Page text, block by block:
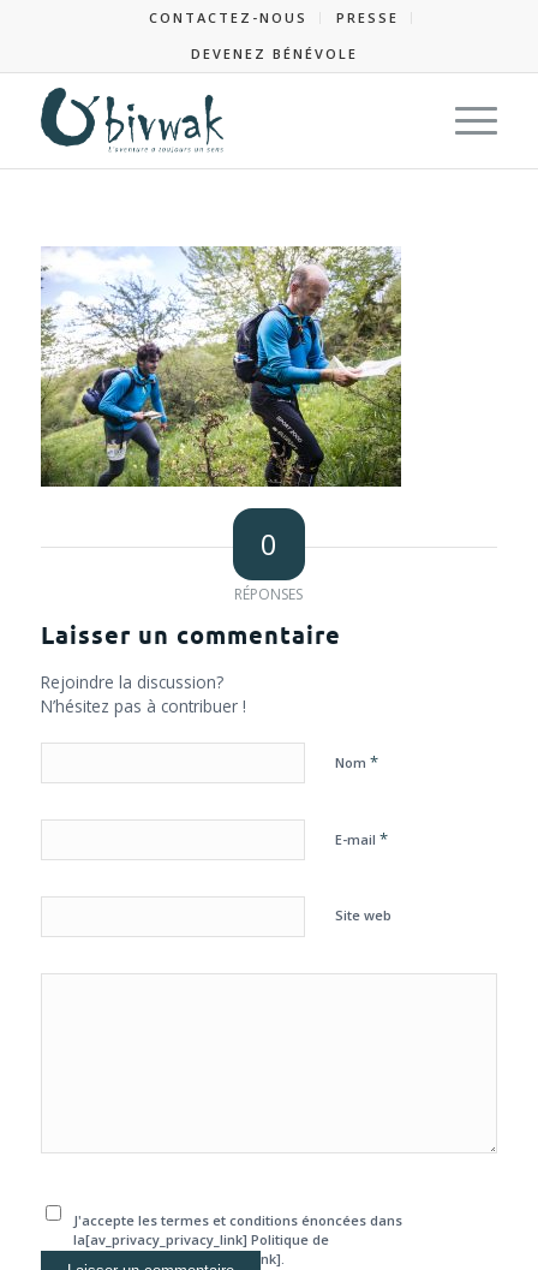
CONTACTEZ-NOUS
PRESSE
DEVENEZ BÉNÉVOLE
0
RÉPONSES
Laisser un commentaire
Rejoindre la discussion?
N’hésitez pas à contribuer !
Nom *
E-mail *
Site web
J'accepte les termes et conditions énoncées dans
la[av_privacy_privacy_link] Politique de
confidentialité[/av_privacy_link].